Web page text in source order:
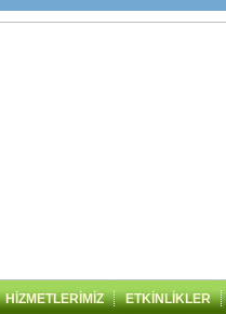
HİZMETLERİMİZ ETKİNLİKLER